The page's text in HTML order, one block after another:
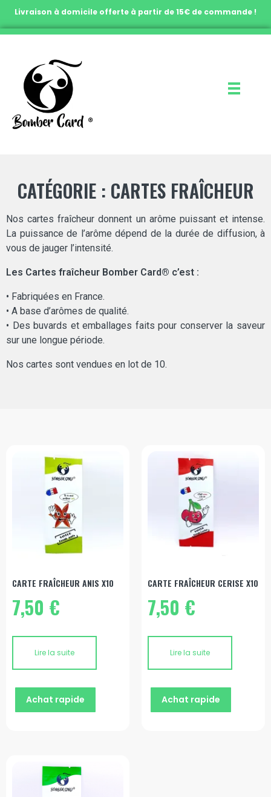
Livraison à domicile offerte à partir de 15€ de commande !
CATÉGORIE : CARTES FRAÎCHEUR
Nos cartes fraîcheur donnent un arôme puissant et intense.
La puissance de l’arôme dépend de la durée de diffusion, à
vous de jauger l’intensité.
Les Cartes fraîcheur Bomber Card® c’est :
• Fabriquées en France.
• A base d’arômes de qualité.
• Des buvards et emballages faits pour conserver la saveur
sur une longue période.
Nos cartes sont vendues en lot de 10.
CARTE FRAÎCHEUR ANIS X10
7,50 €
Lire la suite
Achat rapide
CARTE FRAÎCHEUR CERISE X10
7,50 €
Lire la suite
Achat rapide